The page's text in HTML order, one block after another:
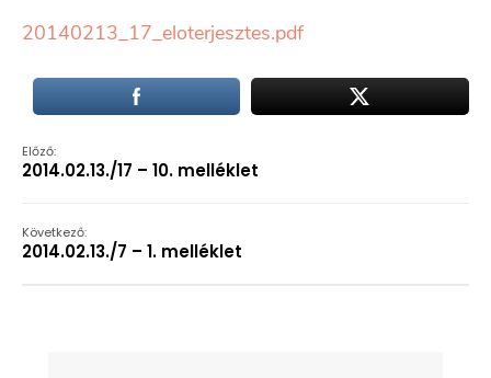
20140213_17_eloterjesztes.pdf
Előző:
2014.02.13./17 – 10. melléklet
Következő:
2014.02.13./7 – 1. melléklet